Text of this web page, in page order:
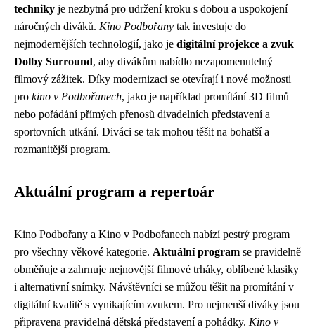
techniky je nezbytná pro udržení kroku s dobou a uspokojení
náročných diváků. Kino Podbořany tak investuje do
nejmodernějších technologií, jako je digitální projekce a zvuk
Dolby Surround, aby divákům nabídlo nezapomenutelný
filmový zážitek. Díky modernizaci se otevírají i nové možnosti
pro kino v Podbořanech, jako je například promítání 3D filmů
nebo pořádání přímých přenosů divadelních představení a
sportovních utkání. Diváci se tak mohou těšit na bohatší a
rozmanitější program.
Aktuální program a repertoár
Kino Podbořany a Kino v Podbořanech nabízí pestrý program
pro všechny věkové kategorie. Aktuální program se pravidelně
obměňuje a zahrnuje nejnovější filmové trháky, oblíbené klasiky
i alternativní snímky. Návštěvníci se můžou těšit na promítání v
digitální kvalitě s vynikajícím zvukem. Pro nejmenší diváky jsou
připravena pravidelná dětská představení a pohádky. Kino v